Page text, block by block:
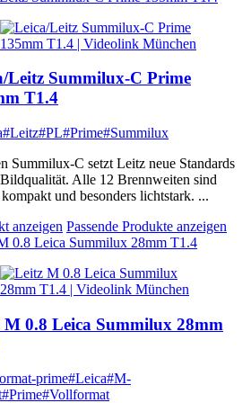
Leitz Summilux-C Prime
T1.4
#Leitz#PL#Prime#Summilux
Summilux-C setzt Leitz neue Standards
Alle 12 Brennweiten sind
und besonders lichtstark. ...
anzeigen Passende Produkte anzeigen
0.8 Leica Summilux 28mm T1.4
M 0.8 Leica Summilux 28mm
prime#Leica#M-
#Prime#Vollformat